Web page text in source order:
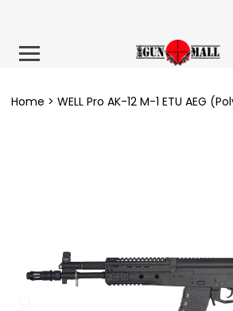
Home WELL Pro AK-12 M-1 ETU AEG